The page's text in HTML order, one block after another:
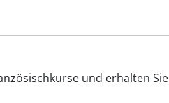
und erhalten Sie